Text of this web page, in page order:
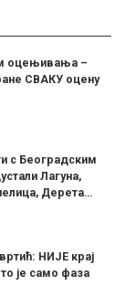
оцењивања –
СВАКУ оцену
с Београдским
Лагуна,
Дерета…
НИЈЕ крај
је само фаза